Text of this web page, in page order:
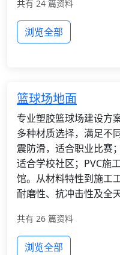
共有 24 篇资料
浏览全部
篮球场地面
专业塑胶篮球场建设方
多种材质选择，满足不
震防滑，适合职业比赛
适合学校社区；PVC施
馆。从材料特性到施工
耐磨性、抗冲击性及全
共有 26 篇资料
浏览全部